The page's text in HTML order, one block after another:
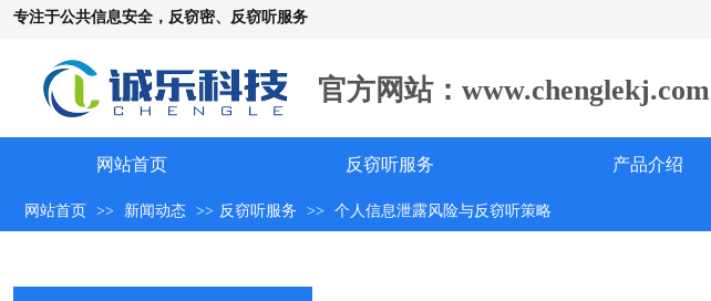
专注于公共信息安全，反窃密、反窃听服务
官方网站：www.chenglekj.com
网站首页 反窃听服务 产品介绍
网站首页 >> 新闻动态 >> 反窃听服务 >> 个人信息泄露风险与反窃听策略
反窃听中有哪些常见的误区